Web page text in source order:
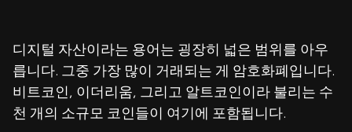
디지털 자산이라는 용어는 굉장히 넓은 범위를 아우
릅니다. 그중 가장 많이 거래되는 게 암호화폐입니다.
비트코인, 이더리움, 그리고 알트코인이라 불리는 수
천 개의 소규모 코인들이 여기에 포함됩니다.